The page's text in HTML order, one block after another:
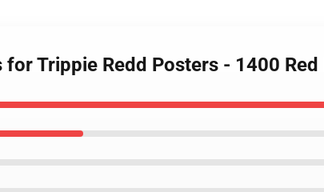
for Trippie Redd Posters - 1400